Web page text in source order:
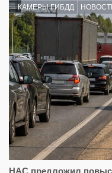
КАМЕРЫ ГИБДД